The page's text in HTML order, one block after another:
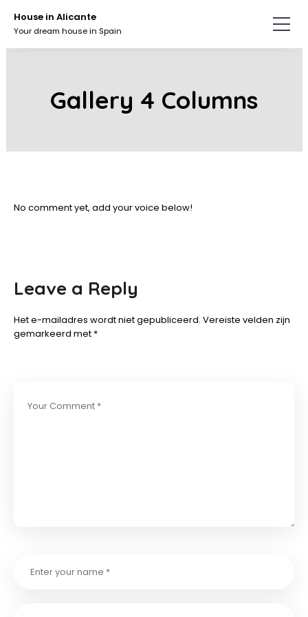
content.
House in Alicante
Your dream house in Spain
Gallery 4 Columns
No comment yet, add your voice below!
Leave a Reply
Het e-mailadres wordt niet gepubliceerd. Vereiste velden zijn
gemarkeerd met *